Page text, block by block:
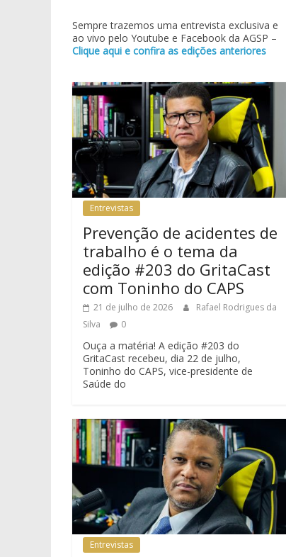
Sempre trazemos uma entrevista exclusiva e
ao vivo pelo Youtube e Facebook da AGSP –
Clique aqui e confira as edições anteriores
Entrevistas
Prevenção de acidentes de
trabalho é o tema da
edição #203 do GritaCast
com Toninho do CAPS
21 de julho de 2026
Rafael Rodrigues da
Silva
0
Ouça a matéria! A edição #203 do
GritaCast recebeu, dia 22 de julho,
Toninho do CAPS, vice-presidente de
Saúde do
Entrevistas